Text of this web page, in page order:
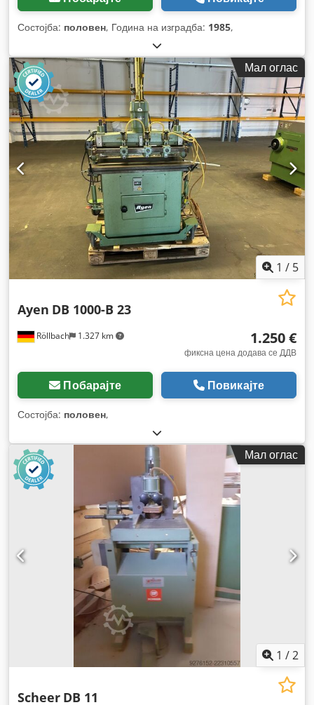
Состојба: половен, Година на изградба: 1985,
Мал оглас
1 / 5
Röllbach 1.327 km
Ayen DB 1000-B 23
1.250 €
фиксна цена додава се ДДВ
Побарајте Повикајте
Состојба: половен,
Мал оглас
1 /2
Scheer DB 11